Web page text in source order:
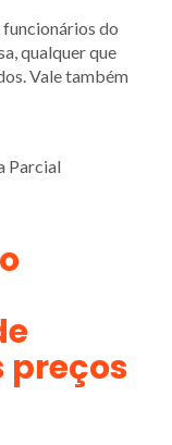
funcionários do
qualquer que
Vale também
Parcial
preços